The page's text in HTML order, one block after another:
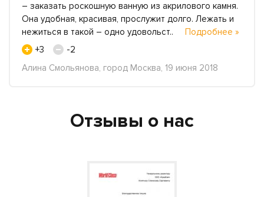
– заказать роскошную ванную из акрилового камня.
Она удобная, красивая, прослужит долго. Лежать и
нежиться в такой – одно удовольст.. Подробнее »
+3
-2
Алина Смольянова, город Москва, 19 июня 2018
Отзывы о нас